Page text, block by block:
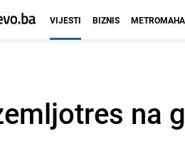
VIJESTI BIZNIS
na